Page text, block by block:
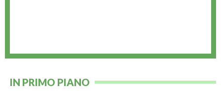
IN PRIMO PIANO